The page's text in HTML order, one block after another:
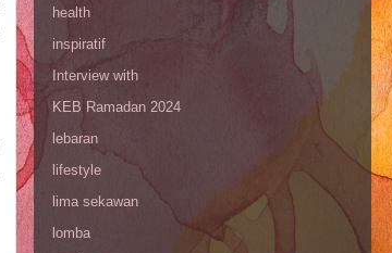
health
inspiratif
Interview with
KEB Ramadan 2024
lebaran
lifestyle
lima sekawan
lomba